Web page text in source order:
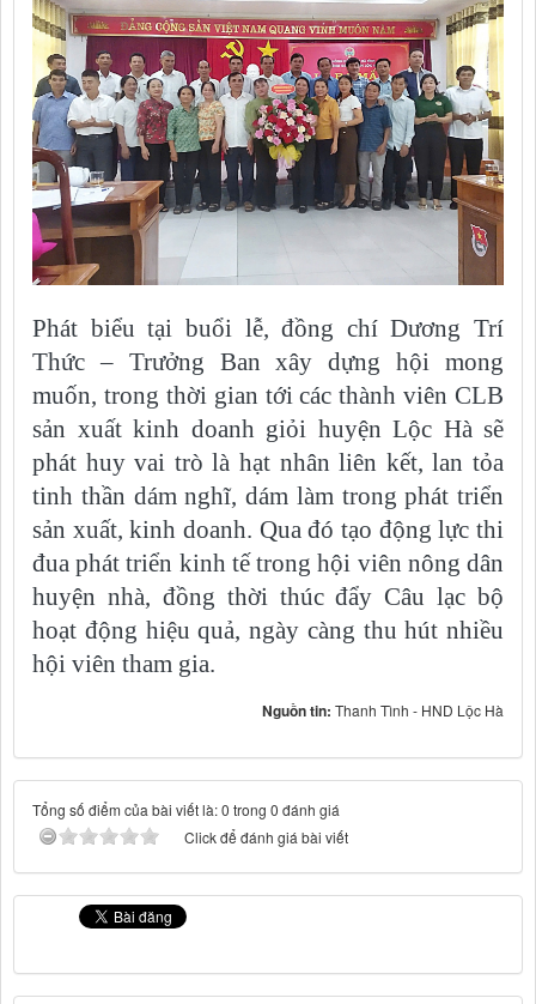
Phát biểu tại buổi lễ, đồng chí Dương Trí
Thức – Trưởng Ban xây dựng hội mong
muốn, trong thời gian tới các thành viên CLB
sản xuất kinh doanh giỏi huyện Lộc Hà sẽ
phát huy vai trò là hạt nhân liên kết, lan tỏa
tinh thần dám nghĩ, dám làm trong phát triển
sản xuất, kinh doanh. Qua đó tạo động lực thi
đua phát triển kinh tế trong hội viên nông dân
huyện nhà, đồng thời thúc đẩy Câu lạc bộ
hoạt động hiệu quả, ngày càng thu hút nhiều
hội viên tham gia.
Nguồn tin: Thanh Tình - HND Lộc Hà
Tổng số điểm của bài viết là: 0 trong 0 đánh giá
Click để đánh giá bài viết